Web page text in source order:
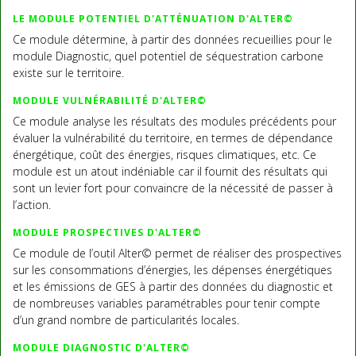
LE MODULE POTENTIEL D'ATTÉNUATION D'ALTER©
Ce module détermine, à partir des données recueillies pour le
module Diagnostic, quel potentiel de séquestration carbone
existe sur le territoire.
MODULE VULNÉRABILITÉ D'ALTER©
Ce module analyse les résultats des modules précédents pour
évaluer la vulnérabilité du territoire, en termes de dépendance
énergétique, coût des énergies, risques climatiques, etc. Ce
module est un atout indéniable car il fournit des résultats qui
sont un levier fort pour convaincre de la nécessité de passer à
l’action.
MODULE PROSPECTIVES D'ALTER©
Ce module de l’outil Alter© permet de réaliser des prospectives
sur les consommations d’énergies, les dépenses énergétiques
et les émissions de GES à partir des données du diagnostic et
de nombreuses variables paramétrables pour tenir compte
d’un grand nombre de particularités locales.
MODULE DIAGNOSTIC D'ALTER©